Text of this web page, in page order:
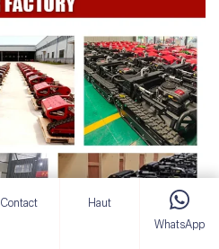
Contact
Haut
WhatsApp